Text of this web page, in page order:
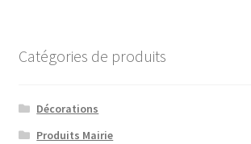
Catégories de produits
Décorations
Produits Mairie